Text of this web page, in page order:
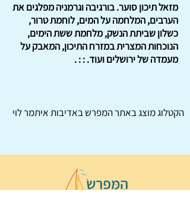
מזאל תיכון סוער. בורגיבה וגרמניה מפלגים את
הערבים, המלחמה על המים, לוחמת טרור,
כשלון שביתת הנשק, מלחמת ששת הימים,
הנוכחות המצרית במזרח התיכון, המאבק על
מעמדה של ירושלים ועוד. : : .
הקטלוג מוצג באתרהמפרשבאדיבות איתמר לוי